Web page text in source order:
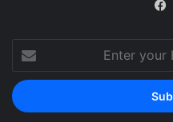
your
Email
address